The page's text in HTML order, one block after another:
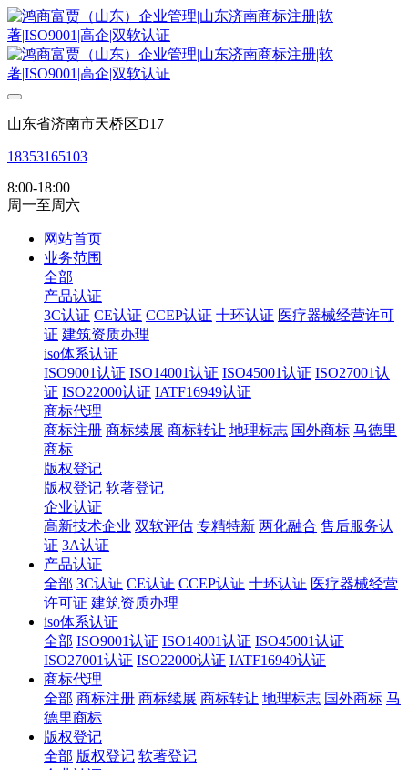
山东省济南市天桥区D17
18353165103
8:00-18:00
周一至周六
网站首页
业务范围
全部
产品认证
3C认证 CE认证 CCEP认证 十环认证 医疗器械经营许可
证 建筑资质办理
iso体系认证
ISO9001认证 ISO14001认证 ISO45001认证 ISO27001认
证 ISO22000认证 IATF16949认证
商标代理
商标注册 商标续展 商标转让 地理标志 国外商标 马德里
商标
版权登记
版权登记 软著登记
企业认证
高新技术企业 双软评估 专精特新 两化融合 售后服务认
证 3A认证
产品认证
全部 3C认证 CE认证 CCEP认证 十环认证 医疗器械经营
许可证 建筑资质办理
iso体系认证
全部 ISO9001认证 ISO14001认证 ISO45001认证
ISO27001认证 ISO22000认证 IATF16949认证
商标代理
全部 商标注册 商标续展 商标转让 地理标志 国外商标 马
德里商标
版权登记
全部 版权登记 软著登记